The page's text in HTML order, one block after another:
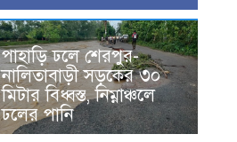
পাহাড়ি ঢলে শেরপুর-
নালিতাবাড়ী সড়কের ৩০
মিটার বিধ্বস্ত, নিম্নাঞ্চলে
ঢলের পানি